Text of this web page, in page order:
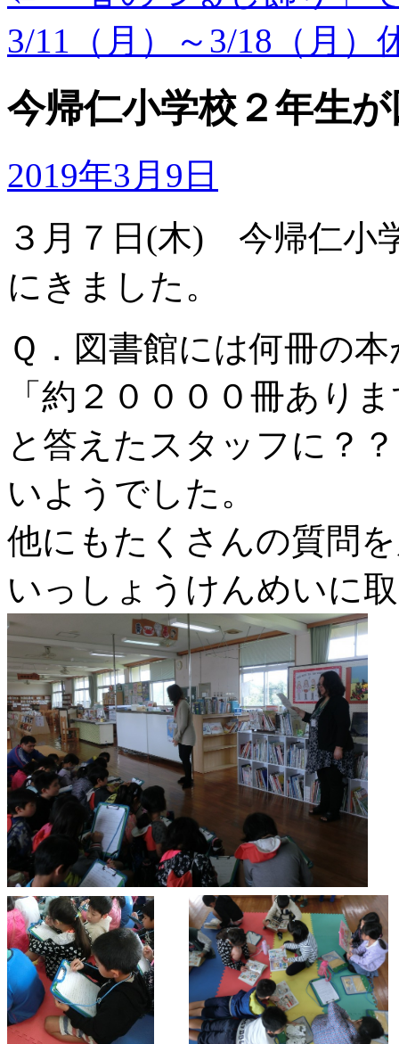
3/11（月）～3/18（月
今帰仁小学校２年生
2019年3月9日
３月７日(木) 今帰仁小
にきました。
Ｑ．図書館には何冊の
「約２００００冊あり
と答えたスタッフに？
いようでした。
他にもたくさんの質問
いっしょうけんめいに